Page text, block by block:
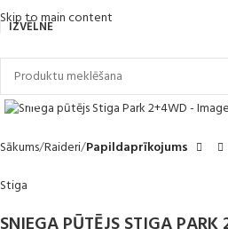
Skip to main content
IZVĒLNE
Sākums Raideri Papildaprīkojums
Stiga